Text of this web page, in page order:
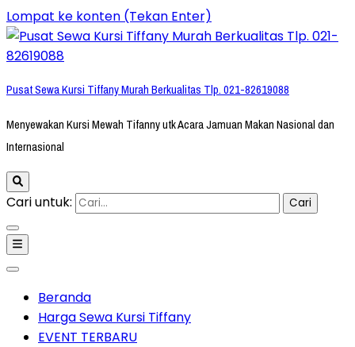
Lompat ke konten (Tekan Enter)
Pusat Sewa Kursi Tiffany Murah Berkualitas Tlp. 021-82619088
Menyewakan Kursi Mewah Tifanny utk Acara Jamuan Makan Nasional dan
Internasional
Cari untuk:
Beranda
Harga Sewa Kursi Tiffany
EVENT TERBARU